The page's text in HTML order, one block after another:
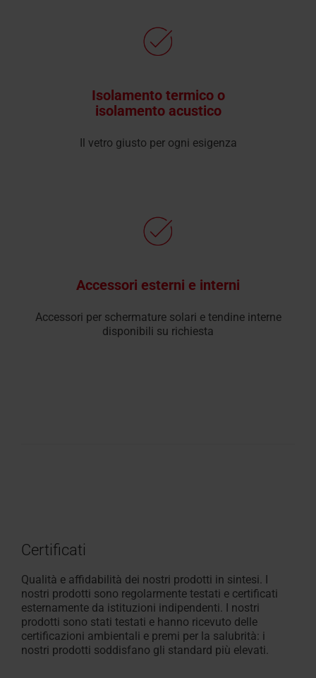
Isolamento termico o
isolamento acustico
Il vetro giusto per ogni esigenza
Accessori esterni e interni
Accessori per schermature solari e tendine interne
disponibili su richiesta
Certificati
Qualità e affidabilità dei nostri prodotti in sintesi. I
nostri prodotti sono regolarmente testati e certificati
esternamente da istituzioni indipendenti. I nostri
prodotti sono stati testati e hanno ricevuto delle
certificazioni ambientali e premi per la salubrità: i
nostri prodotti soddisfano gli standard più elevati.